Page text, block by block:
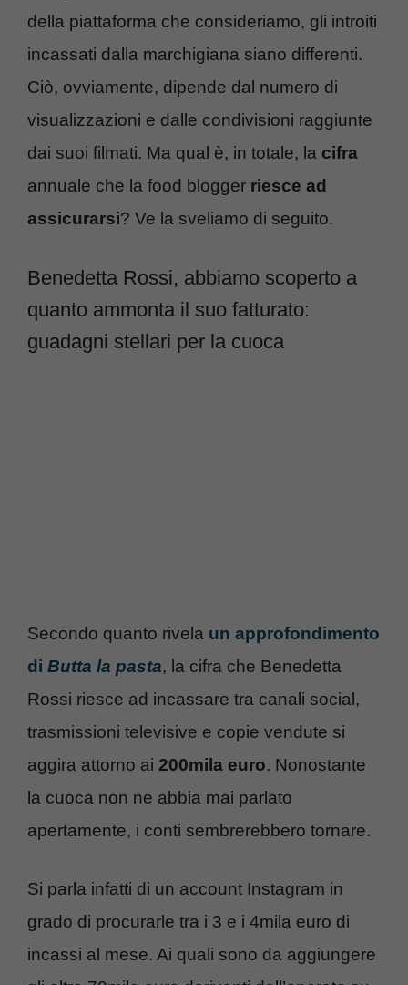
della piattaforma che consideriamo, gli introiti
incassati dalla marchigiana siano differenti.
Ciò, ovviamente, dipende dal numero di
visualizzazioni e dalle condivisioni raggiunte
dai suoi filmati. Ma qual è, in totale, la cifra
annuale che la food blogger riesce ad
assicurarsi? Ve la sveliamo di seguito.
Benedetta Rossi, abbiamo scoperto a
quanto ammonta il suo fatturato:
guadagni stellari per la cuoca
Secondo quanto rivela un approfondimento
di Butta la pasta, la cifra che Benedetta
Rossi riesce ad incassare tra canali social,
trasmissioni televisive e copie vendute si
aggira attorno ai 200mila euro. Nonostante
la cuoca non ne abbia mai parlato
apertamente, i conti sembrerebbero tornare.
Si parla infatti di un account Instagram in
grado di procurarle tra i 3 e i 4mila euro di
incassi al mese. Ai quali sono da aggiungere